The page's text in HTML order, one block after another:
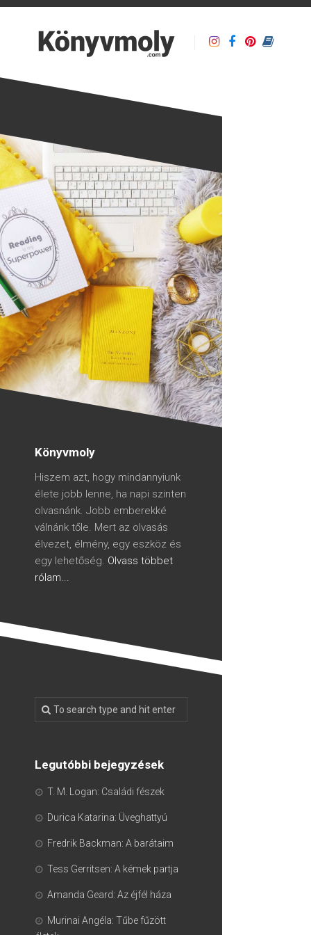
Könyvmoly
Hiszem azt, hogy mindannyiunk
élete jobb lenne, ha napi szinten
olvasnánk. Jobb emberekké
válnánk tőle. Mert az olvasás
élvezet, élmény, egy eszköz és
egy lehetőség. Olvass többet
rólam...
Legutóbbi bejegyzések
T. M. Logan: Családi fészek
Durica Katarina: Üveghattyú
Fredrik Backman: A barátaim
Tess Gerritsen: A kémek partja
Amanda Geard: Az éjfél háza
Murinai Angéla: Tűbe fűzött